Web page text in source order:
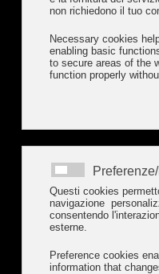
non richiedono il tuo
Necessary cookies
enabling basic
to secure areas of the
function properly
Questi cookies
navigazione
consentendo
esterne.
Preference cookies
information that
Via
16010
09/